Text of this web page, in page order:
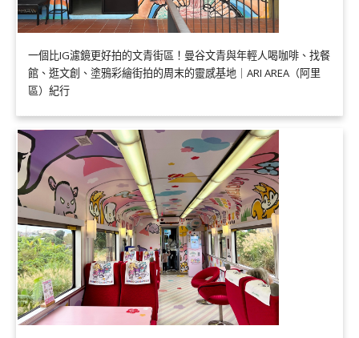
一個比IG濾鏡更好拍的文青街區！曼谷文青與年輕人喝咖啡、找餐
館、逛文創、塗鴉彩繪街拍的周末的靈感基地｜ARI AREA（阿里
區）紀行